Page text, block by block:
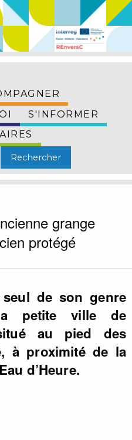
S'INFORMER
grange
protégé
de son genre
petite ville de
au pied des
à proximité de la
d’Heure.